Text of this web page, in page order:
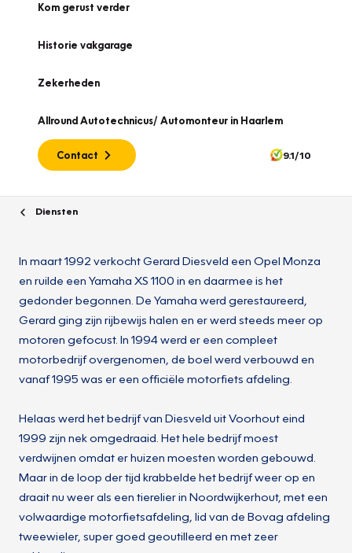
Kom gerust verder
Historie vakgarage
Zekerheden
Allround Autotechnicus/ Automonteur in Haarlem
Contact 9.1/10
Diensten
In maart 1992 verkocht Gerard Diesveld een Opel Monza
en ruilde een Yamaha XS 1100 in en daarmee is het
gedonder begonnen. De Yamaha werd gerestaureerd,
Gerard ging zijn rijbewijs halen en er werd steeds meer op
motoren gefocust. In 1994 werd er een compleet
motorbedrijf overgenomen, de boel werd verbouwd en
vanaf 1995 was er een officiële motorfiets afdeling.
Helaas werd het bedrijf van Diesveld uit Voorhout eind
1999 zijn nek omgedraaid. Het hele bedrijf moest
verdwijnen omdat er huizen moesten worden gebouwd.
Maar in de loop der tijd krabbelde het bedrijf weer op en
draait nu weer als een tierelier in Noordwijkerhout, met een
volwaardige motorfietsafdeling, lid van de Bovag afdeling
tweewieler, super goed geoutilleerd en met zeer